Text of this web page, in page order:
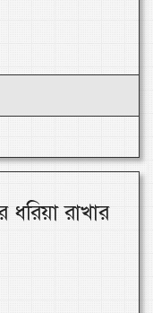
ধরিয়া রাখার